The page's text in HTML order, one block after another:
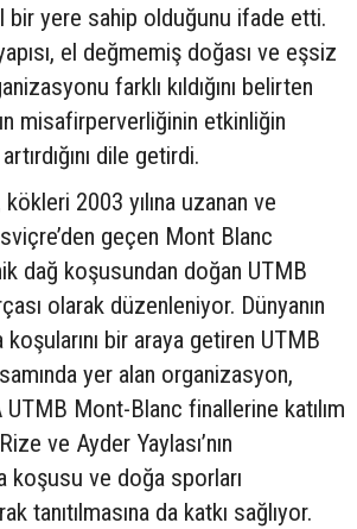
bir yere sahip olduğunu ifade etti.
el değmemiş doğası ve eşsiz
farklı kıldığını belirten
misafirperverliğinin etkinliğin
dile getirdi.
2003 yılına uzanan ve
geçen Mont Blanc
dağ koşusundan doğan UTMB
olarak düzenleniyor. Dünyanın
bir araya getiren UTMB
yer alan organizasyon,
Mont-Blanc finallerine katılım
ve Ayder Yaylası’nın
koşusu ve doğa sporları
tanıtılmasına da katkı sağlıyor.